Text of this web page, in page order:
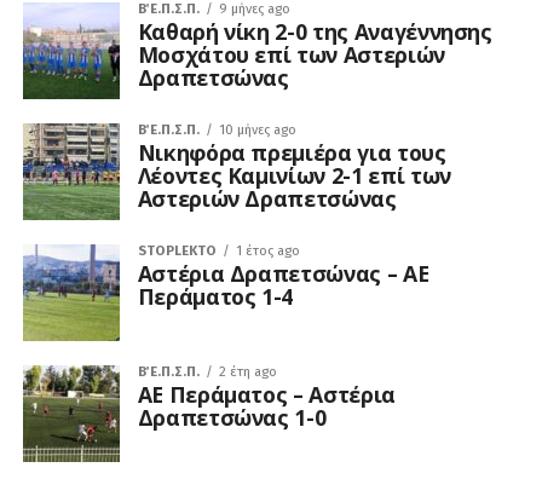
Β΄ Ε.Π.Σ.Π. 9 μήνες ago
Καθαρή νίκη 2-0 της Αναγέννησης
Μοσχάτου επί των Αστεριών
Δραπετσώνας
Β΄ Ε.Π.Σ.Π. 10 μήνες ago
Νικηφόρα πρεμιέρα για τους
Λέοντες Καμινίων 2-1 επί των
Αστεριών Δραπετσώνας
STOPLEKTO 1 έτος ago
Αστέρια Δραπετσώνας – ΑΕ
Περάματος 1-4
Β΄ Ε.Π.Σ.Π. 2 έτη ago
ΑΕ Περάματος – Αστέρια
Δραπετσώνας 1-0